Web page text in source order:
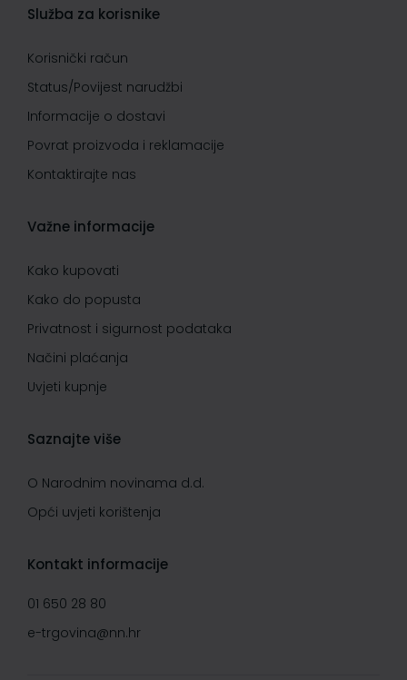
Služba za korisnike
Korisnički račun
Status/Povijest narudžbi
Informacije o dostavi
Povrat proizvoda i reklamacije
Kontaktirajte nas
Važne informacije
Kako kupovati
Kako do popusta
Privatnost i sigurnost podataka
Načini plaćanja
Uvjeti kupnje
Saznajte više
O Narodnim novinama d.d.
Opći uvjeti korištenja
Kontakt informacije
01 650 28 80
e-trgovina@nn.hr